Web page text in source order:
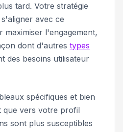
tard. Votre stratégie
avec ce
l'engagement,
dont d'autres types
des besoins utilisateur
spécifiques et bien
que vers votre profil
sont plus susceptibles